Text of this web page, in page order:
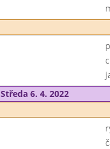
Středa 6. 4. 2022